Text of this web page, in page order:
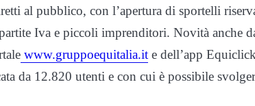
al pubblico, con l’apertura di sportelli
partite Iva e piccoli imprenditori. Novità anche
www.gruppoequitalia.it e dell’app
da 12.820 utenti e con cui è possibile